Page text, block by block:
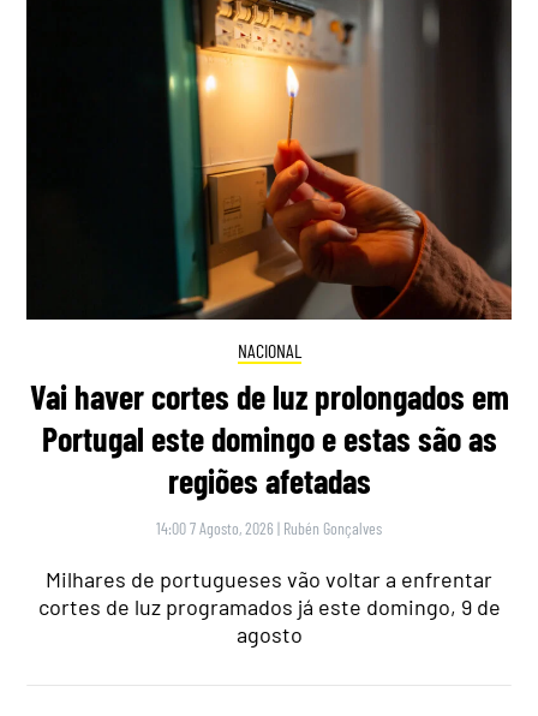
NACIONAL
Vai haver cortes de luz prolongados em
Portugal este domingo e estas são as
regiões afetadas
14:00 7 Agosto, 2026 | Rubén Gonçalves
Milhares de portugueses vão voltar a enfrentar
cortes de luz programados já este domingo, 9 de
agosto